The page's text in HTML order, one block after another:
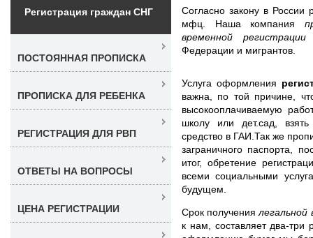
Согласно закону в России
мфц. Наша компания
временной
Федерации и мигрантов.
Услуга оформления
важна, по той причине,
высокооплачиваемую
школу или дет.сад,
средство в ГАИ.Так же
заграничного паспорта,
итог, обретение
всеми социальными
будущем.
Срок получения
к нам, составляет два-три
Регистрация граждан СНГ
ПОСТОЯННАЯ ПРОПИСКА
ПРОПИСКА ДЛЯ РЕБЕНКА
РЕГИСТРАЦИЯ ДЛЯ РВП
ОТВЕТЫ НА ВОПРОСЫ
ЦЕНА РЕГИСТРАЦИИ